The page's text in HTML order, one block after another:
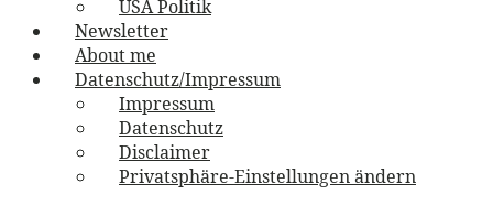
USA Politik
Newsletter
About me
Datenschutz/Impressum
Impressum
Datenschutz
Disclaimer
Privatsphäre-Einstellungen ändern